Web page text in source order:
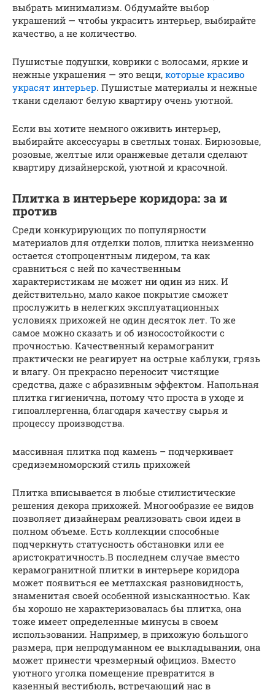
выбрать минимализм. Обдумайте выбор
украшений — чтобы украсить интерьер, выбирайте
качество, а не количество.
Пушистые подушки, коврики с волосами, яркие и
нежные украшения — это вещи, которые красиво
украсят интерьер. Пушистые материалы и нежные
ткани сделают белую квартиру очень уютной.
Если вы хотите немного оживить интерьер,
выбирайте аксессуары в светлых тонах. Бирюзовые,
розовые, желтые или оранжевые детали сделают
квартиру дизайнерской, уютной и красочной.
Плитка в интерьере коридора: за и
против
Среди конкурирующих по популярности
материалов для отделки полов, плитка неизменно
остается стопроцентным лидером, та как
сравниться с ней по качественным
характеристикам не может ни один из них. И
действительно, мало какое покрытие сможет
прослужить в нелегких эксплуатационных
условиях прихожей не один десяток лет. То же
самое можно сказать и об износостойкости с
прочностью. Качественный керамогранит
практически не реагирует на острые каблуки, грязь
и влагу. Он прекрасно переносит чистящие
средства, даже с абразивным эффектом. Напольная
плитка гигиенична, потому что проста в уходе и
гипоаллергенна, благодаря качеству сырья и
процессу производства.
массивная плитка под камень – подчеркивает
средиземноморский стиль прихожей
Плитка вписывается в любые стилистические
решения декора прихожей. Многообразие ее видов
позволяет дизайнерам реализовать свои идеи в
полном объеме. Есть коллекции способные
подчеркнуть статусность обстановки или ее
аристократичность.В последнем случае вместо
керамогранитной плитки в интерьере коридора
может появиться ее метлахская разновидность,
знаменитая своей особенной изысканностью. Как
бы хорошо не характеризовалась бы плитка, она
тоже имеет определенные минусы в своем
использовании. Например, в прихожую большого
размера, при непродуманном ее выкладывании, она
может принести чрезмерный официоз. Вместо
уютного уголка помещение превратится в
казенный вестибюль, встречающий нас в